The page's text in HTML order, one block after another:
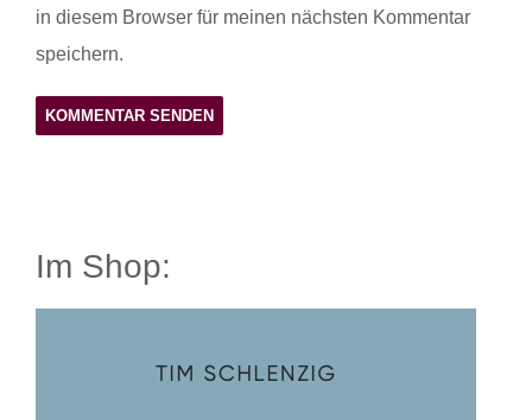
in diesem Browser für meinen nächsten Kommentar
speichern.
Im Shop: